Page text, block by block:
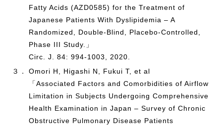
Fatty Acids (AZD0585) for the Treatment of
Japanese Patients With Dyslipidemia – A
Randomized, Double-Blind, Placebo-Controlled,
Phase III Study.」
Circ. J. 84: 994-1003, 2020.
３．
Omori H, Higashi N, Fukui T, et al
「Associated Factors and Comorbidities of Airflow
Limitation in Subjects Undergoing Comprehensive
Health Examination in Japan – Survey of Chronic
Obstructive Pulmonary Disease Patients